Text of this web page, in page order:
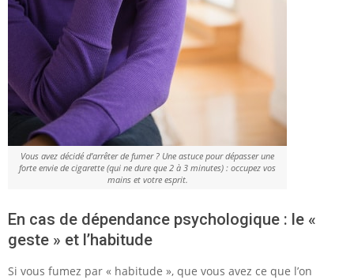
Vous avez décidé d’arrêter de fumer ? Une astuce pour dépasser une
forte envie de cigarette (qui ne dure que 2 à 3 minutes) : occupez vos
mains et votre esprit.
En cas de dépendance psychologique : le «
geste » et l’habitude
Si vous fumez par « habitude », que vous avez ce que l’on